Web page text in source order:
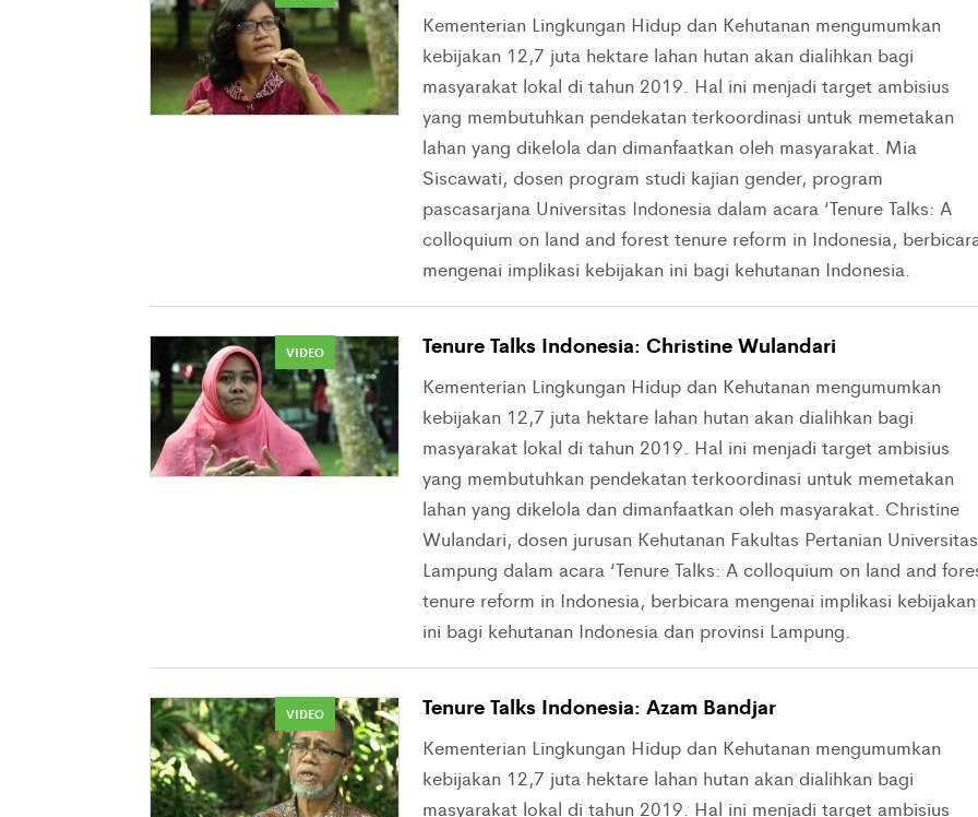
Kementerian Lingkungan Hidup dan Kehutanan mengumumkan
kebijakan 12,7 juta hektare lahan hutan akan dialihkan bagi
masyarakat lokal di tahun 2019. Hal ini menjadi target ambisius
yang membutuhkan pendekatan terkoordinasi untuk memetakan
lahan yang dikelola dan dimanfaatkan oleh masyarakat. Mia
Siscawati, dosen program studi kajian gender, program
pascasarjana Universitas Indonesia dalam acara ‘Tenure Talks: A
colloquium on land and forest tenure reform in Indonesia,
mengenai implikasi kebijakan ini bagi kehutanan Indonesia.
VIDEO Tenure Talks Indonesia: Christine Wulandari
Kementerian Lingkungan Hidup dan Kehutanan mengumumkan
kebijakan 12,7 juta hektare lahan hutan akan dialihkan bagi
masyarakat lokal di tahun 2019. Hal ini menjadi target ambisius
yang membutuhkan pendekatan terkoordinasi untuk memetakan
lahan yang dikelola dan dimanfaatkan oleh masyarakat. Christine
Wulandari, dosen jurusan Kehutanan Fakultas Pertanian Universitas
Lampung dalam acara ‘Tenure Talks: A colloquium on land and
tenure reform in Indonesia, berbicara mengenai implikasi kebijakan
ini bagi kehutanan Indonesia dan provinsi Lampung.
VIDEO Tenure Talks Indonesia: Azam Bandjar
Kementerian Lingkungan Hidup dan Kehutanan mengumumkan
kebijakan 12,7 juta hektare lahan hutan akan dialihkan bagi
masyarakat lokal di tahun 2019. Hal ini menjadi target ambisius